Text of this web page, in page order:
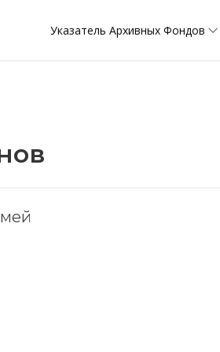
Указатель Архивных Фондов